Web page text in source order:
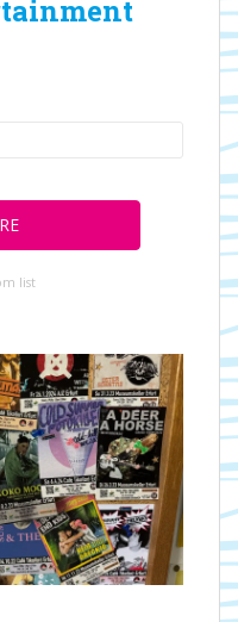
list